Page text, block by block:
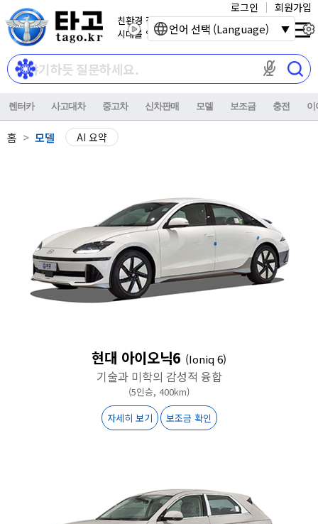
친환경 전기자동차
시대를 열어갑니다.
마이크 권한이
로그인 회원가입
렌터카 사고대차 중고차 신차판매 모델 보조금 충전 이
홈 모델 AI 요약
현대 아이오닉6 (Ioniq 6)
기술과 미학의 감성적 융합
(5인승, 400km)
자세히 보기
보조금 확인
언어 선택 (Language)